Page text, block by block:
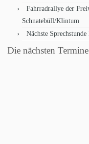
Fahrradrallye der
Schnatebüll/Klintum
Nächste
Die nächsten Termine